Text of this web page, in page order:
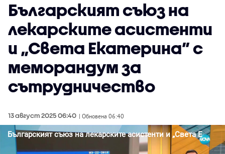
Българският съюз на
лекарските асистенти
и „Света Екатерина” с
меморандум за
сътрудничество
13 август 2025 06:40 | Обновена 06:40